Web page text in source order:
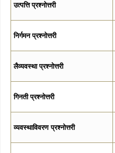
उत्पत्ति प्रश्नोत्तरी
निर्गमन प्रश्नोत्तरी
लैव्यवस्था प्रश्नोत्तरी
गिनती प्रश्नोत्तरी
व्यवस्थाविवरण प्रश्नोत्तरी